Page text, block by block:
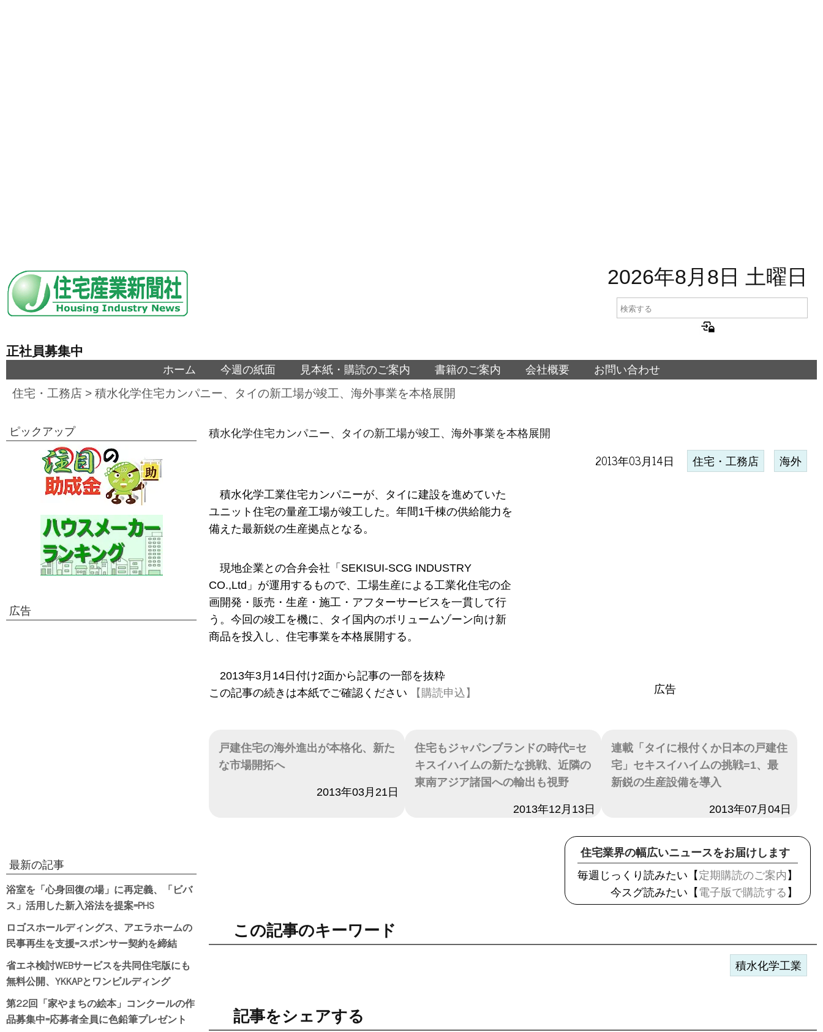
2026年8月8日 土曜日
正社員募集中
ホーム 今週の紙面 見本紙・購読のご案内 書籍のご案内 会社概要 お問い合わせ
住宅・工務店 > 積水化学住宅カンパニー、タイの新工場が竣工、海外事業を本格展開
積水化学住宅カンパニー、タイの新工場が竣工、海外事業を本格展開
2013年03月14日 住宅・工務店 海外
広告
積水化学工業住宅カンパニーが、タイに建設を進めていた
ユニット住宅の量産工場が竣工した。年間1千棟の供給能力を
備えた最新鋭の生産拠点となる。
現地企業との合弁会社「SEKISUI-SCG INDUSTRY
CO.,Ltd」が運用するもので、工場生産による工業化住宅の企
画開発・販売・生産・施工・アフターサービスを一貫して行
う。今回の竣工を機に、タイ国内のボリュームゾーン向け新
商品を投入し、住宅事業を本格展開する。
2013年3月14日付け2面から記事の一部を抜粋
この記事の続きは本紙でご確認ください
【購読申込】
戸建住宅の海外進出が本格化、新た
な市場開拓へ
2013年03月21日
住宅もジャパンブランドの時代=セ
キスイハイムの新たな挑戦、近隣の
東南アジア諸国への輸出も視野
2013年12月13日
連載「タイに根付くか日本の戸建住
宅」セキスイハイムの挑戦=1、最
新鋭の生産設備を導入
2013年07月04日
住宅業界の幅広いニュースをお届けします
毎週じっくり読みたい【 定期購読のご案内 】
今スグ読みたい【 電子版で購読する 】
この記事のキーワード
積水化学工業
記事をシェアする
ピックアップ
広告
最新の記事
浴室を「心身回復の場」に再定義、「ビバ
ス」活用した新入浴法を提案=PHS
ロゴスホールディングス、アエラホームの
民事再生を支援=スポンサー契約を締結
省エネ検討WEBサービスを共同住宅版にも
無料公開、YKKAPとワンビルディング
第22回「家やまちの絵本」コンクールの作
品募集中=応募者全員に色鉛筆プレゼント